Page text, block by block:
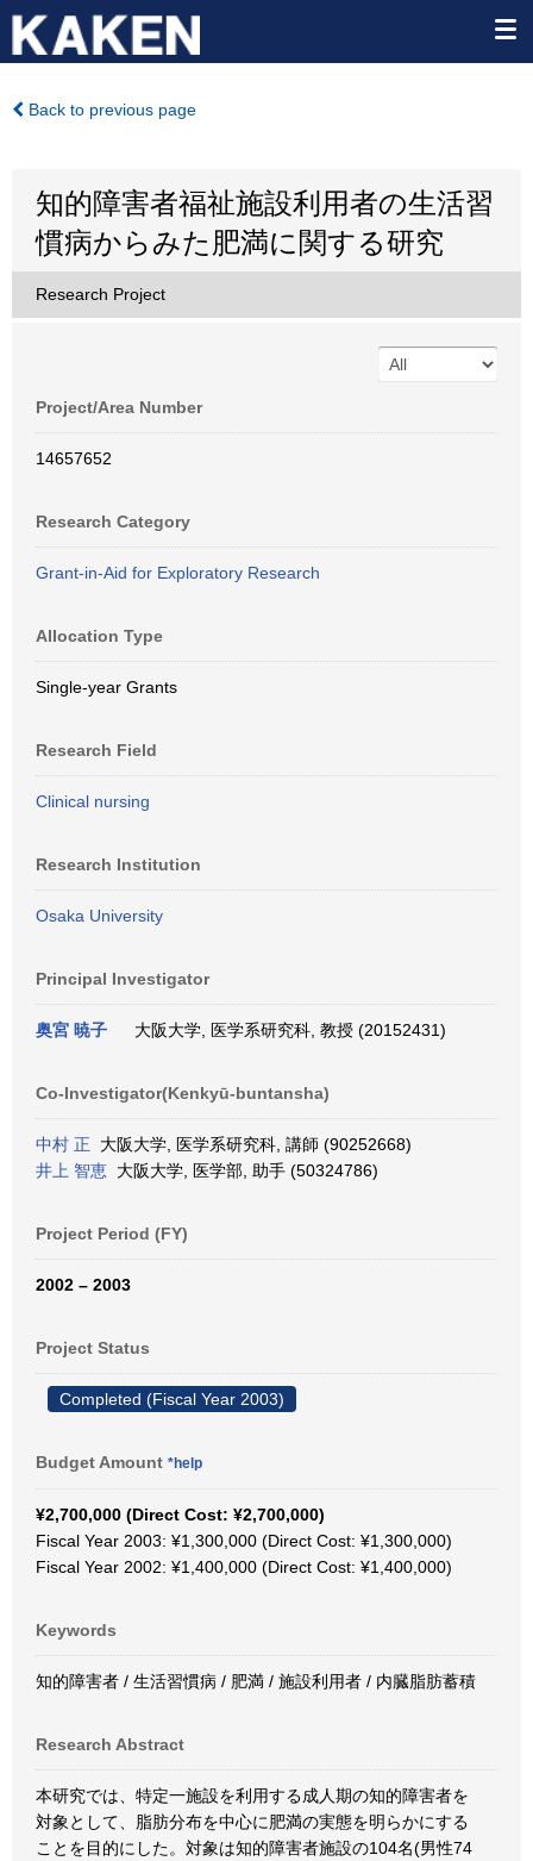
Back to previous page
知的障害者福祉施設利用者の生活習
慣病からみた肥満に関する研究
Research Project
Project/Area Number
14657652
Research Category
Grant-in-Aid for Exploratory Research
Allocation Type
Single-year Grants
Research Field
Clinical nursing
Research Institution
Osaka University
Principal Investigator
奥宮 暁子 大阪大学, 医学系研究科, 教授 (20152431)
Co-Investigator(Kenkyū-buntansha)
中村 正 大阪大学, 医学系研究科, 講師 (90252668)
井上 智恵 大阪大学, 医学部, 助手 (50324786)
Project Period (FY)
2002 – 2003
Project Status
Completed (Fiscal Year 2003)
Budget Amount *help
¥2,700,000 (Direct Cost: ¥2,700,000)
Fiscal Year 2003: ¥1,300,000 (Direct Cost: ¥1,300,000)
Fiscal Year 2002: ¥1,400,000 (Direct Cost: ¥1,400,000)
Keywords
知的障害者 / 生活習慣病 / 肥満 / 施設利用者 / 内臓脂肪蓄積
Research Abstract
本研究では、特定一施設を利用する成人期の知的障害者を
対象として、脂肪分布を中心に肥満の実態を明らかにする
ことを目的にした。対象は知的障害者施設の104名(男性74